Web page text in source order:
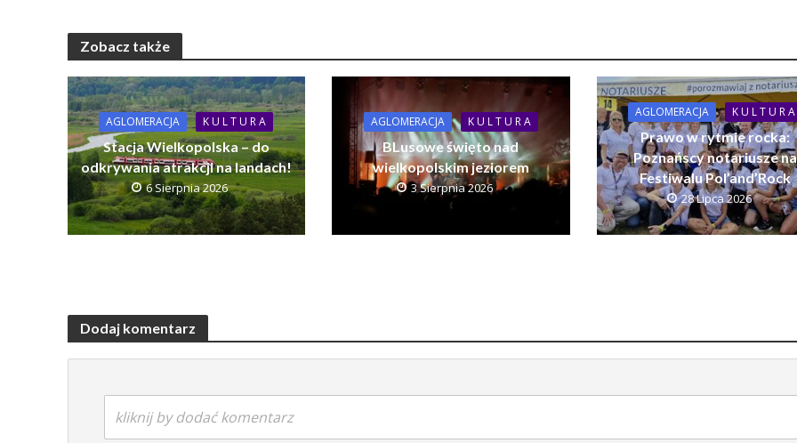
Zobacz także
AGLOMERACJA K U L T U R A
Stacja Wielkopolska – do
odkrywania atrakcji na landach!
6 Sierpnia 2026
AGLOMERACJA K U L T U R A
BLusowe święto nad
wielkopolskim jeziorem
3 Sierpnia 2026
AGLOMERACJA K U L T U R A
Prawo w rytmie rocka:
Poznańscy notariusze na
Festiwalu Pol’and’Rock
28 Lipca 2026
Dodaj komentarz
kliknij by dodać komentarz